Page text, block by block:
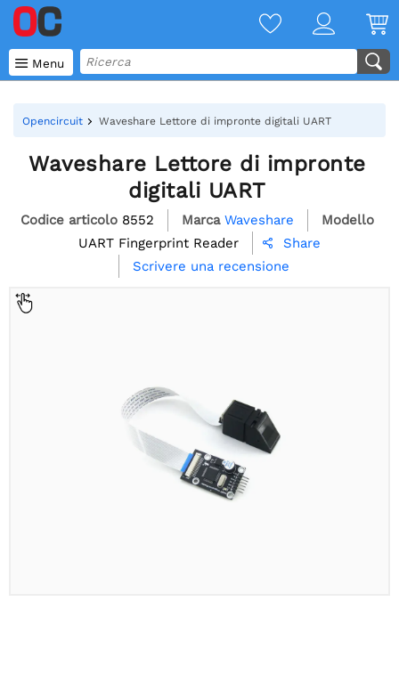
 Menu
Opencircuit Waveshare Lettore di impronte digitali UART
Waveshare Lettore di impronte
digitali UART
Codice articolo 8552 Marca Waveshare
Modello
UART Fingerprint Reader

Share
Scrivere una recensione